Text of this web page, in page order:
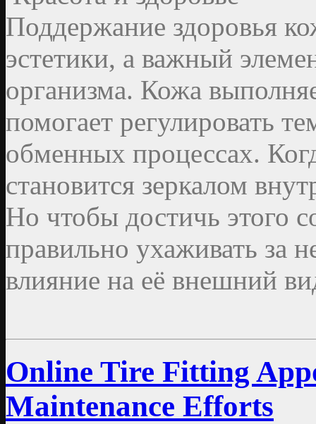
Поддержание здоровья
эстетики, а важный
организма. Кожа
помогает регулировать
обменных процессах.
становится зеркалом
Но чтобы достичь этого
правильно ухаживать за
влияние на её внешний
Online Tire Fitting
Maintenance Efforts